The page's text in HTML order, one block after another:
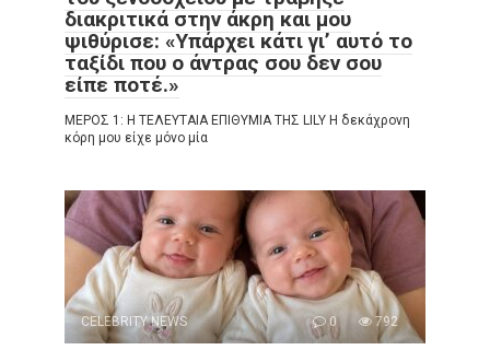
διακριτικά στην άκρη και μου
ψιθύρισε: «Υπάρχει κάτι γι’ αυτό το
ταξίδι που ο άντρας σου δεν σου
είπε ποτέ.»
ΜΕΡΟΣ 1: Η ΤΕΛΕΥΤΑΙΑ ΕΠΙΘΥΜΙΑ ΤΗΣ LILY Η δεκάχρονη
κόρη μου είχε μόνο μία
CELEBRITY NEWS 0 792